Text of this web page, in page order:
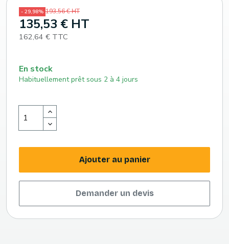
- 29,98% 193,56 € HT
135,53 € HT
162,64 € TTC
En stock
Habituellement prêt sous 2 à 4 jours
Ajouter au panier
Demander un devis